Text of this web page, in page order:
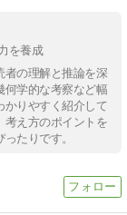
を養成
者の理解と推論を深
何学的な考察など幅
かりやすく紹介して
考え方のポイントを
たりです。